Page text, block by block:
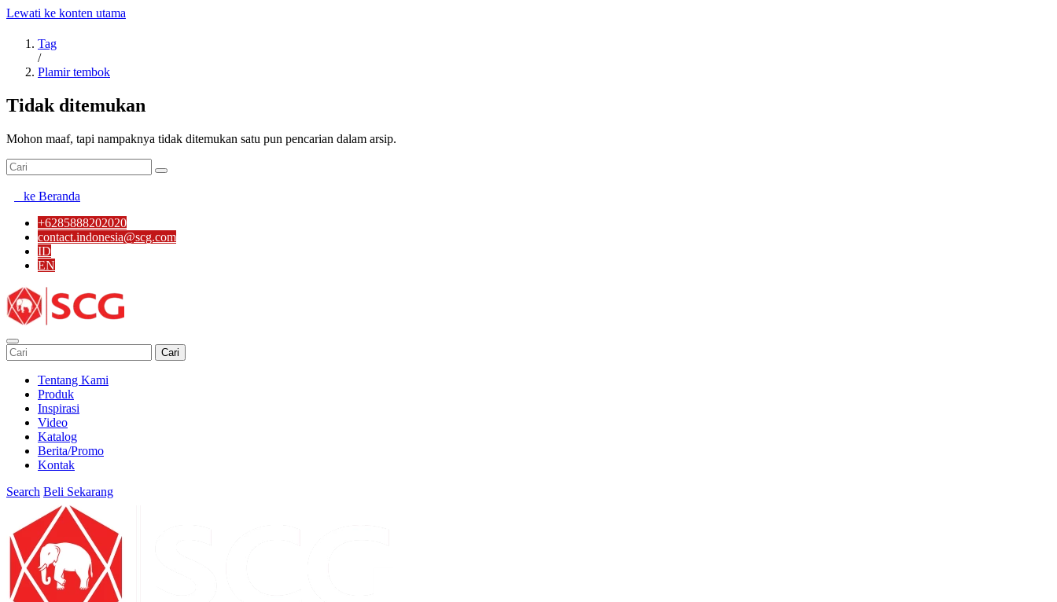
Lewati ke konten utama
Tag
/
Plamir tembok
Tidak ditemukan
Mohon maaf, tapi nampaknya tidak ditemukan satu pun pencarian dalam arsip.
ke Beranda
+6285888202020
contact.indonesia@scg.com
ID
EN
Cari
Tentang Kami
Produk
Inspirasi
Video
Katalog
Berita/Promo
Kontak
Search Beli Sekarang